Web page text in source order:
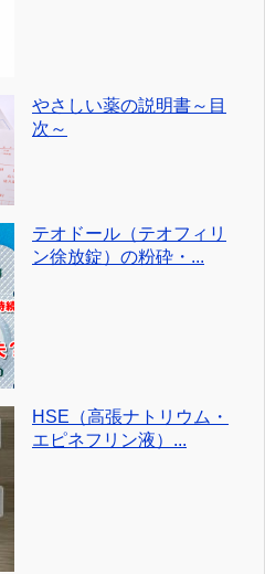
やさしい薬の説明書～目
次～
テオドール（テオフィリ
ン徐放錠）の粉砕・...
HSE（高張ナトリウム・
エピネフリン液）...